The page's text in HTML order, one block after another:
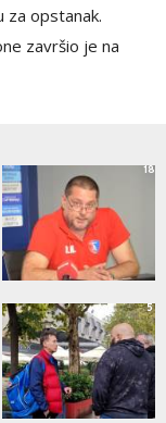
za opstanak.
završio je na
18
5